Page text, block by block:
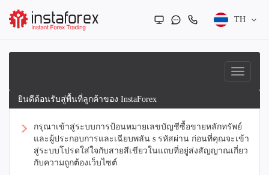
TH
ยินดีต้อนรับสู่พื้นที่ลูกค้าของ InstaForex
กรุณาเข้าสู่ระบบการป้อนหมายเลขบัญชีซื้อขายหลักทรัพย์
และผู้ประกอบการและเฉียบพลัน s รหัสผ่าน ก่อนที่คุณจะเข้า
สู่ระบบโปรดใส่ใจกับสายสีเขียวในแถบที่อยู่ส่งสัญญาณเกี่ยว
กับความถูกต้องเว็บไซต์